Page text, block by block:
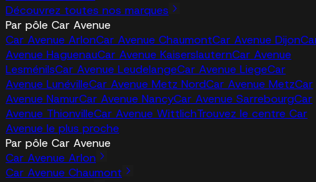
Découvrez toutes nos marques
Par pôle Car Avenue
Car Avenue ArlonCar Avenue ChaumontCar Avenue Dijon
Avenue HaguenauCar Avenue KaiserslauternCar Avenue
LesménilsCar Avenue LeudelangeCar Avenue LiegeCar
Avenue LunévilleCar Avenue Metz NordCar Avenue MetzCar
Avenue NamurCar Avenue NancyCar Avenue SarrebourgCar
Avenue ThionvilleCar Avenue WittlichTrouvez le centre Car
Avenue le plus proche
Par pôle Car Avenue
Car Avenue Arlon
Car Avenue Chaumont